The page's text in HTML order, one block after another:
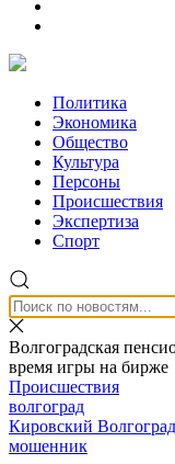
Политика
Экономика
Общество
Культура
Персоны
Происшествия
Экспертиза
Спорт
Волгоградская
время игры на бирже
Происшествия
волгоград
Кировский Волгоград
мошенник